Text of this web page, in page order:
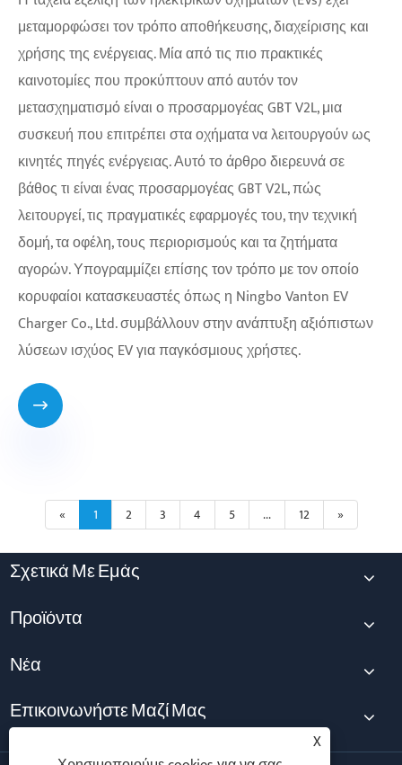
μεταμορφώσει τον τρόπο αποθήκευσης, διαχείρισης και
χρήσης της ενέργειας. Μία από τις πιο πρακτικές
καινοτομίες που προκύπτουν από αυτόν τον
μετασχηματισμό είναι ο προσαρμογέας GBT V2L, μια
συσκευή που επιτρέπει στα οχήματα να λειτουργούν ως
κινητές πηγές ενέργειας. Αυτό το άρθρο διερευνά σε
βάθος τι είναι ένας προσαρμογέας GBT V2L, πώς
λειτουργεί, τις πραγματικές εφαρμογές του, την τεχνική
δομή, τα οφέλη, τους περιορισμούς και τα ζητήματα
αγορών. Υπογραμμίζει επίσης τον τρόπο με τον οποίο
κορυφαίοι κατασκευαστές όπως η Ningbo Vanton EV
Charger Co., Ltd. συμβάλλουν στην ανάπτυξη αξιόπιστων
λύσεων ισχύος EV για παγκόσμιους χρήστες.

« 1 2 3 4 5 ... 12 »
Σχετικά Με Εμάς
Προϊόντα
Νέα
Επικοινωνήστε Μαζί Μας
X